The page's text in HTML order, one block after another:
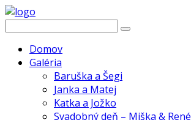
Domov
Galéria
Baruška a Šegi
Janka a Matej
Katka a Jožko
Svadobný deň – Miška & René